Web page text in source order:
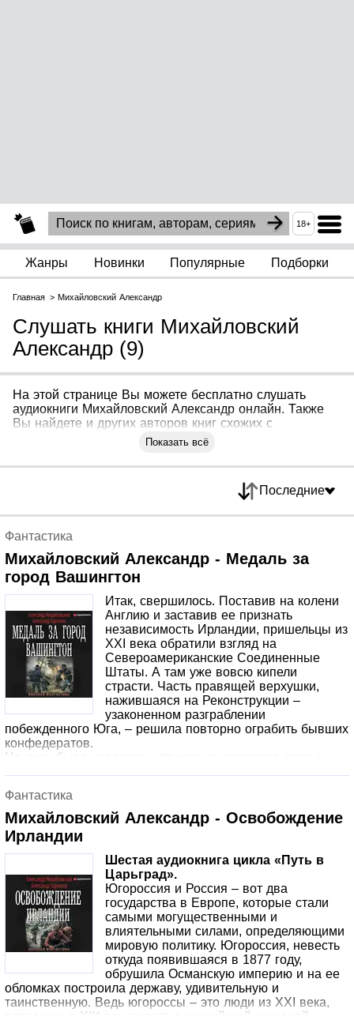
18+
Жанры Новинки Популярные Подборки
Главная Михайловский Александр
Слушать книги Михайловский
Александр (9)
На этой странице Вы можете бесплатно слушать
аудиокниги Михайловский Александр онлайн. Также
Вы найдете и других авторов книг схожих с
Михайловский АлександрПоказать всё
Последние
Фантастика
Михайловский Александр - Медаль за
город Вашингтон
Итак, свершилось. Поставив на колени
Англию и заставив ее признать
независимость Ирландии, пришельцы из
XXI века обратили взгляд на
Североамериканские Соединенные
Штаты. А там уже вовсю кипели
страсти. Часть правящей верхушки,
нажившаяся на Реконструкции –
узаконенном разграблении
побежденного Юга, – решила повторно ограбить бывших
конфедератов.
Но янки было невдомек, что южане, заключив союз с
начаться.
Фантастика
Михайловский Александр - Освобождение
Ирландии
Шестая аудиокнига цикла «Путь в
Царьград».
Югороссия и Россия – вот два
государства в Европе, которые стали
самыми могущественными и
влиятельными силами, определяющими
мировую политику. Югороссия, невесть
откуда появившаяся в 1877 году,
обрушила Османскую империю и на ее
обломках построила державу, удивительную и
таинственную. Ведь югороссы – это люди из XXI века,
попавшие в XIX век вместе с российской эскадрой,